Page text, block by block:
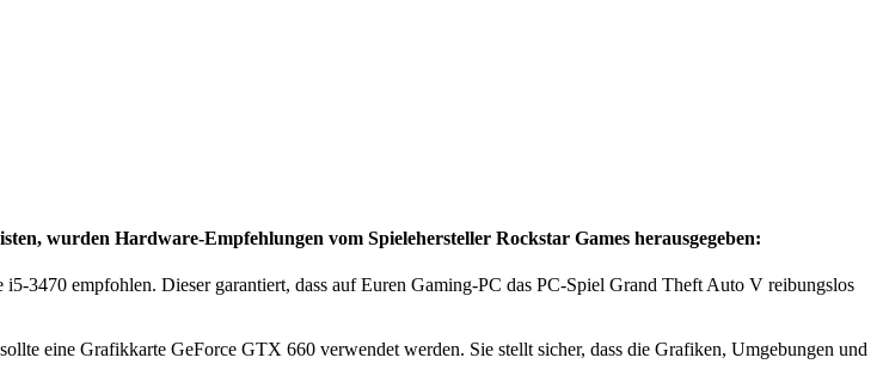
wurden Hardware-Empfehlungen vom Spielehersteller Rockstar Games herausgegeben:
3470 empfohlen. Dieser garantiert, dass auf Euren Gaming-PC das PC-Spiel Grand Theft Auto V reibungslos
eine Grafikkarte GeForce GTX 660 verwendet werden. Sie stellt sicher, dass die Grafiken, Umgebungen und